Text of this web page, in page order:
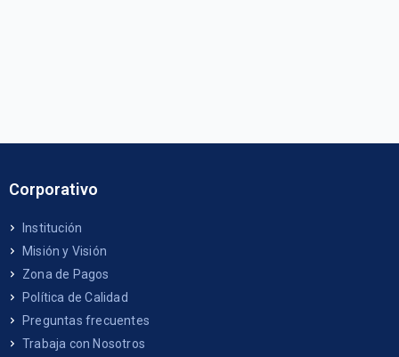
Corporativo
Institución
Misión y Visión
Zona de Pagos
Política de Calidad
Preguntas frecuentes
Trabaja con Nosotros